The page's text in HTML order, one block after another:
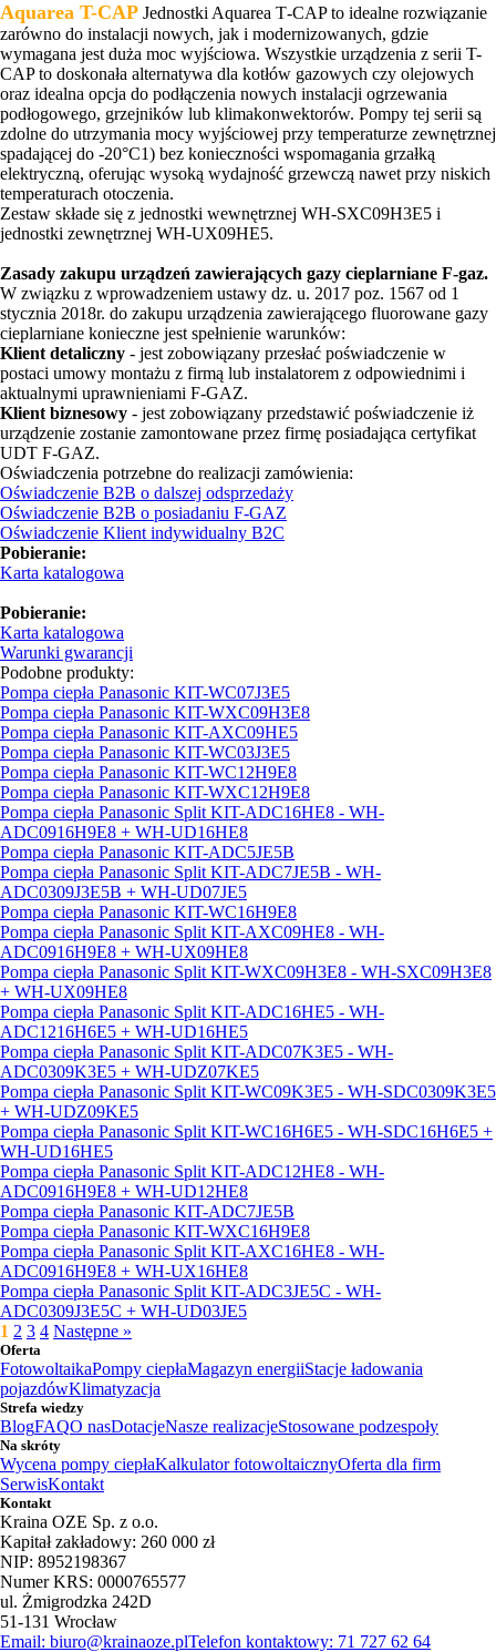
Aquarea T-CAP Jednostki Aquarea T‑CAP to idealne rozwiązanie
zarówno do instalacji nowych, jak i modernizowanych, gdzie
wymagana jest duża moc wyjściowa. Wszystkie urządzenia z serii T-
CAP to doskonała alternatywa dla kotłów gazowych czy olejowych
oraz idealna opcja do podłączenia nowych instalacji ogrzewania
podłogowego, grzejników lub klimakonwektorów. Pompy tej serii są
zdolne do utrzymania mocy wyjściowej przy temperaturze zewnętrznej
spadającej do -20°C1) bez konieczności wspomagania grzałką
elektryczną, oferując wysoką wydajność grzewczą nawet przy niskich
temperaturach otoczenia.
Zestaw składe się z jednostki wewnętrznej WH-SXC09H3E5 i
jednostki zewnętrznej WH-UX09HE5.
Zasady zakupu urządzeń zawierających gazy cieplarniane F-gaz.
W związku z wprowadzeniem ustawy dz. u. 2017 poz. 1567 od 1
stycznia 2018r. do zakupu urządzenia zawierającego fluorowane gazy
cieplarniane konieczne jest spełnienie warunków:
Klient detaliczny - jest zobowiązany przesłać poświadczenie w
postaci umowy montażu z firmą lub instalatorem z odpowiednimi i
aktualnymi uprawnieniami F-GAZ.
Klient biznesowy - jest zobowiązany przedstawić poświadczenie iż
urządzenie zostanie zamontowane przez firmę posiadająca certyfikat
UDT F-GAZ.
Oświadczenia potrzebne do realizacji zamówienia:
Oświadczenie B2B o dalszej odsprzedaży
Oświadczenie B2B o posiadaniu F-GAZ
Oświadczenie Klient indywidualny B2C
Pobieranie:
Karta katalogowa
Pobieranie:
Karta katalogowa
Warunki gwarancji
Podobne produkty:
Pompa ciepła Panasonic KIT-WC07J3E5
Pompa ciepła Panasonic KIT-WXC09H3E8
Pompa ciepła Panasonic KIT-AXC09HE5
Pompa ciepła Panasonic KIT-WC03J3E5
Pompa ciepła Panasonic KIT-WC12H9E8
Pompa ciepła Panasonic KIT-WXC12H9E8
Pompa ciepła Panasonic Split KIT-ADC16HE8 - WH-
ADC0916H9E8 + WH-UD16HE8
Pompa ciepła Panasonic KIT-ADC5JE5B
Pompa ciepła Panasonic Split KIT-ADC7JE5B - WH-
ADC0309J3E5B + WH-UD07JE5
Pompa ciepła Panasonic KIT-WC16H9E8
Pompa ciepła Panasonic Split KIT-AXC09HE8 - WH-
ADC0916H9E8 + WH-UX09HE8
Pompa ciepła Panasonic Split KIT-WXC09H3E8 - WH-SXC09H3E8
+ WH-UX09HE8
Pompa ciepła Panasonic Split KIT-ADC16HE5 - WH-
ADC1216H6E5 + WH-UD16HE5
Pompa ciepła Panasonic Split KIT-ADC07K3E5 - WH-
ADC0309K3E5 + WH-UDZ07KE5
Pompa ciepła Panasonic Split KIT-WC09K3E5 - WH-SDC0309K3E5
+ WH-UDZ09KE5
Pompa ciepła Panasonic Split KIT-WC16H6E5 - WH-SDC16H6E5 +
WH-UD16HE5
Pompa ciepła Panasonic Split KIT-ADC12HE8 - WH-
ADC0916H9E8 + WH-UD12HE8
Pompa ciepła Panasonic KIT-ADC7JE5B
Pompa ciepła Panasonic KIT-WXC16H9E8
Pompa ciepła Panasonic Split KIT-AXC16HE8 - WH-
ADC0916H9E8 + WH-UX16HE8
Pompa ciepła Panasonic Split KIT-ADC3JE5C - WH-
ADC0309J3E5C + WH-UD03JE5
1 2 3 4 Następne »
Oferta
FotowoltaikaPompy ciepłaMagazyn energiiStacje ładowania
pojazdówKlimatyzacja
Strefa wiedzy
BlogFAQO nasDotacjeNasze realizacjeStosowane podzespoły
Na skróty
Wycena pompy ciepłaKalkulator fotowoltaicznyOferta dla firm
SerwisKontakt
Kontakt
Kraina OZE Sp. z o.o.
Kapitał zakładowy: 260 000 zł
NIP: 8952198367
Numer KRS: 0000765577
ul. Żmigrodzka 242D
51-131 Wrocław
Email: biuro@krainaoze.plTelefon kontaktowy: 71 727 62 64